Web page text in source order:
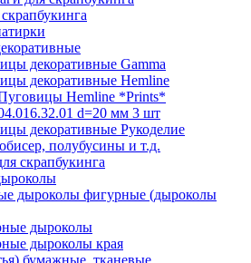
декоративные Gamma
декоративные Hemline
Hemline *Prints*
d=20 мм 3 шт
декоративные Рукоделие
полубусины и т.д.
скрапбукинга
дыроколы фигурные (дыроколы
дыроколы
дыроколы края
бумажные, тканевые